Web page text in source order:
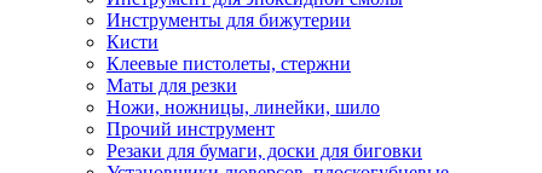
Инструменты для бижутерии
Кисти
Клеевые пистолеты, стержни
Маты для резки
Ножи, ножницы, линейки, шило
Прочий инструмент
Резаки для бумаги, доски для биговки